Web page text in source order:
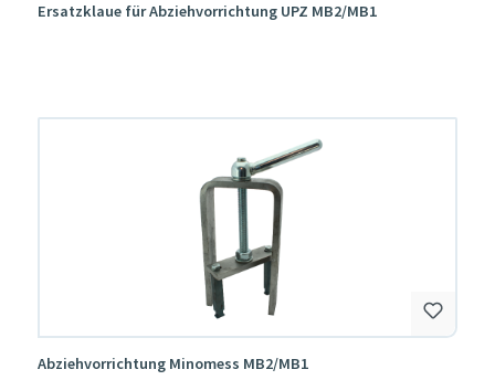
Ersatzklaue für Abziehvorrichtung UPZ MB2/MB1
Abziehvorrichtung Minomess MB2/MB1